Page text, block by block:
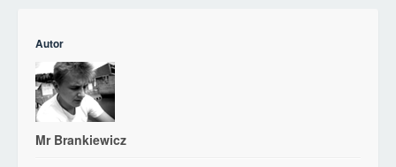
Autor
Mr Brankiewicz